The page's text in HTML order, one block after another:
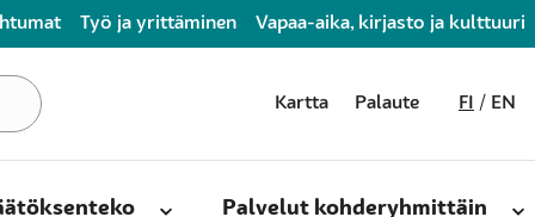
Työ ja yrittäminen Vapaa-aika, kirjasto ja kulttuuri
Kartta Palaute FI EN
Palvelut kohderyhmittäin